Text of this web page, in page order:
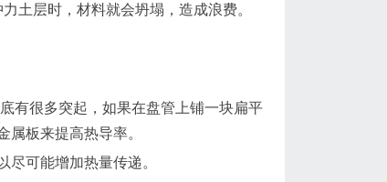
土层时，材料就会坍塌，造成浪费。
有很多突起，如果在盘管上铺一块扁平
板来提高热导率。
可能增加热量传递。